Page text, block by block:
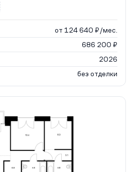
от 124 640 ₽/мес.
686 200 ₽
2026
без отделки